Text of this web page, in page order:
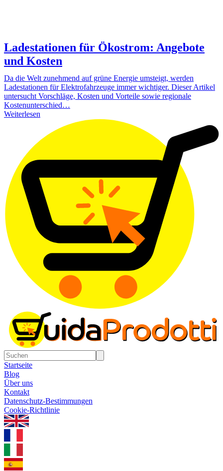
Ladestationen für Ökostrom: Angebote
und Kosten
Da die Welt zunehmend auf grüne Energie umsteigt, werden
Ladestationen für Elektrofahrzeuge immer wichtiger. Dieser Artikel
untersucht Vorschläge, Kosten und Vorteile sowie regionale
Kostenunterschied…
Weiterlesen
Startseite
Blog
Über uns
Kontakt
Datenschutz-Bestimmungen
Cookie-Richtlinie